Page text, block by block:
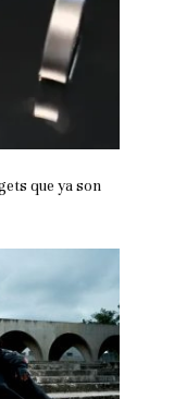
que ya son